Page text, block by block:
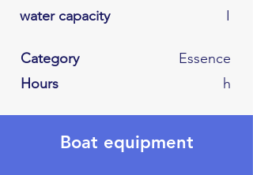
water capacity
I
Category
Essence
Hours
h
Boat equipment